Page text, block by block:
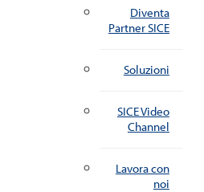
Diventa
Partner SICE
Soluzioni
SICE Video
Channel
Lavora con
noi